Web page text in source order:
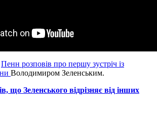
Пенн розповів про першу зустріч із
Володимиром Зеленським.
що Зеленського відрізняє від інших